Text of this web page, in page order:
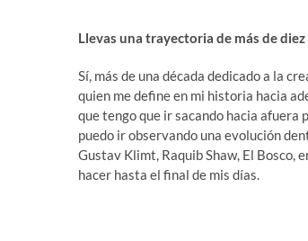
Llevas una trayectoria de más de
Sí, más de una década dedicado a la
quien me define en mi historia hacia
que tengo que ir sacando hacia afuera
puedo ir observando una evolución
Gustav Klimt, Raquib Shaw, El Bosco,
hacer hasta el final de mis días.